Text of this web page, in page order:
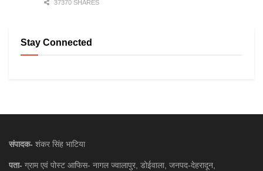
37370 SHARES
Stay Connected
संपादक- शंकर सिंह भाटिया
पता- ग्राम एवं पोस्ट आफिस- नागल ज्वालापुर, डोईवाला, जनपद-देहरादून,